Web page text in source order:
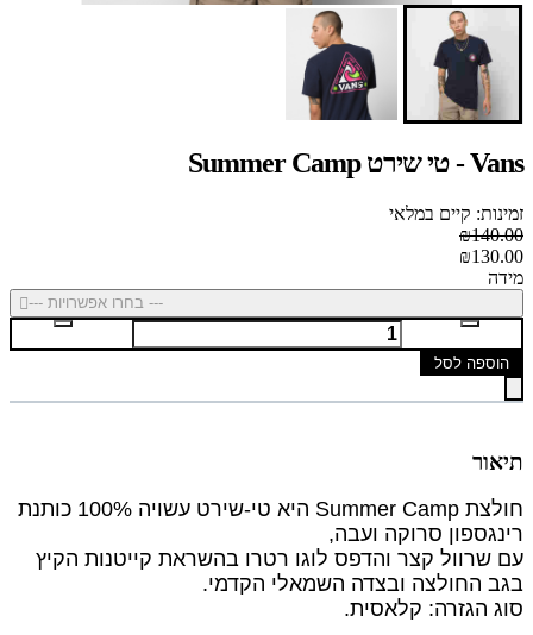
Vans - טי שירט Summer Camp
זמינות: קיים במלאי
₪140.00
₪130.00
מידה
--- בחרו אפשרויות ---
הוספה לסל
תיאור
חולצת Summer Camp היא טי-שירט עשויה 100% כותנת
רינגספון סרוקה ועבה,
עם שרוול קצר והדפס לוגו רטרו בהשראת קייטנות הקיץ
בגב החולצה ובצדה השמאלי הקדמי.
סוג הגזרה: קלאסית.